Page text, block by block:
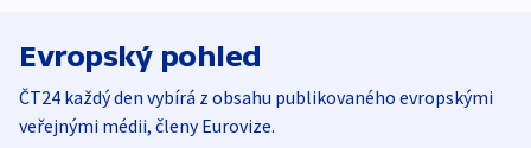
Evropský pohled
ČT24 každý den vybírá z obsahu publikovaného evropskými
veřejnými médii, členy Eurovize.